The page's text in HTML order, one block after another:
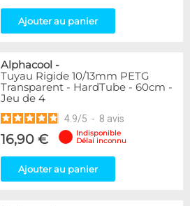
Ajouter au panier
Alphacool -
Tuyau Rigide 10/13mm PETG
Transparent - HardTube - 60cm -
Jeu de 4
4.9/5 - 8 avis
16,90 €
Indisponible
Délai inconnu
Ajouter au panier